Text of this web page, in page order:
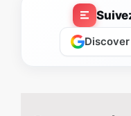
Discover